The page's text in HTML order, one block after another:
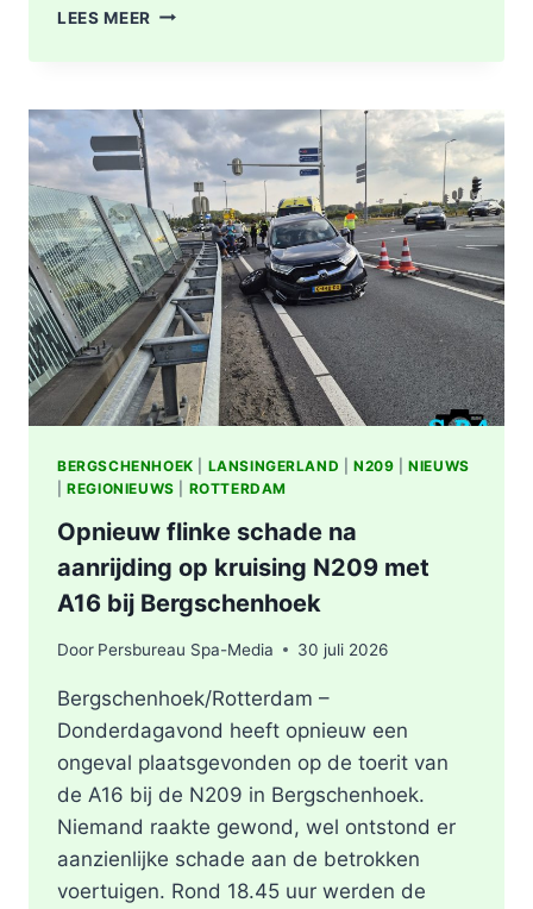
LEES MEER STROOMSTORING
BERGSCHENHOEK LANSINGERLAND |N209 |NIEUWS
|REGIONIEUWS ROTTERDAM
Opnieuw flinke schade na
aanrijding op kruising N209 met
A16 bij Bergschenhoek
Door Persbureau Spa-Media 30 juli 2026
Bergschenhoek/Rotterdam –
Donderdagavond heeft opnieuw een
ongeval plaatsgevonden op de toerit van
de A16 bij de N209 in Bergschenhoek.
Niemand raakte gewond, wel ontstond er
aanzienlijke schade aan de betrokken
voertuigen. Rond 18.45 uur werden de